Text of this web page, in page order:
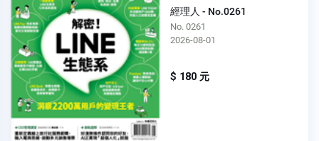
經理人 - No.0261
No. 0261
2026-08-01
$ 180 元